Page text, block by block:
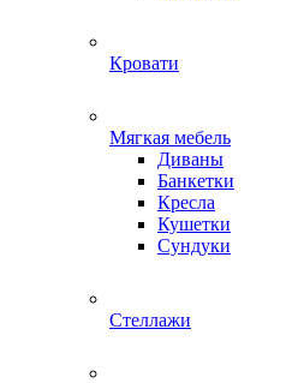
Кровати
Мягкая мебель
Диваны
Банкетки
Кресла
Кушетки
Сундуки
Стеллажи